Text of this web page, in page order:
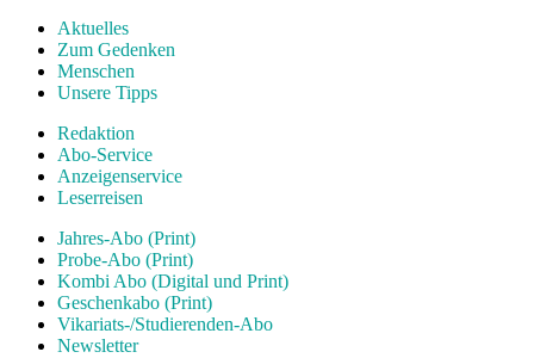
Aktuelles
Zum Gedenken
Menschen
Unsere Tipps
Redaktion
Abo-Service
Anzeigenservice
Leserreisen
Jahres-Abo (Print)
Probe-Abo (Print)
Kombi Abo (Digital und Print)
Geschenkabo (Print)
Vikariats-/Studierenden-Abo
Newsletter